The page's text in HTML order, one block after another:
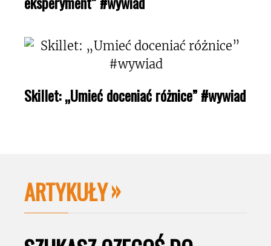
Skillet: „Umieć doceniać różnice” #wywiad
ARTYKUŁY